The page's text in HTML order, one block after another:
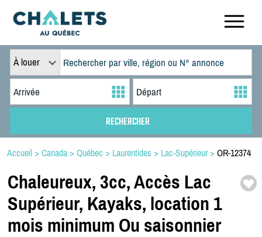
À louer
Accueil > Canada > Québec > Laurentides > Lac-Supérieur> OR-12374
Chaleureux, 3cc,Accès Lac
Supérieur, Kayaks, location 1
mois minimum Ou saisonnier